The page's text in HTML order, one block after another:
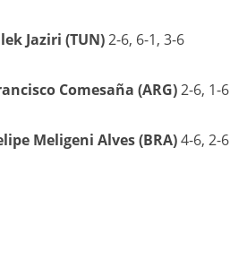
Jaziri (TUN)2-6, 6-1, 3-6
Comesaña (ARG)2-6, 1-6
Meligeni Alves (BRA)4-6, 2-6